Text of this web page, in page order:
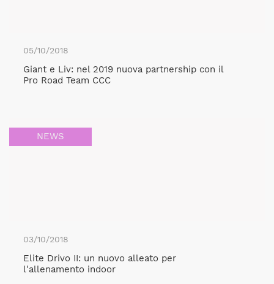
05/10/2018
Giant e Liv: nel 2019 nuova partnership con il
Pro Road Team CCC
NEWS
03/10/2018
Elite Drivo II: un nuovo alleato per
l'allenamento indoor